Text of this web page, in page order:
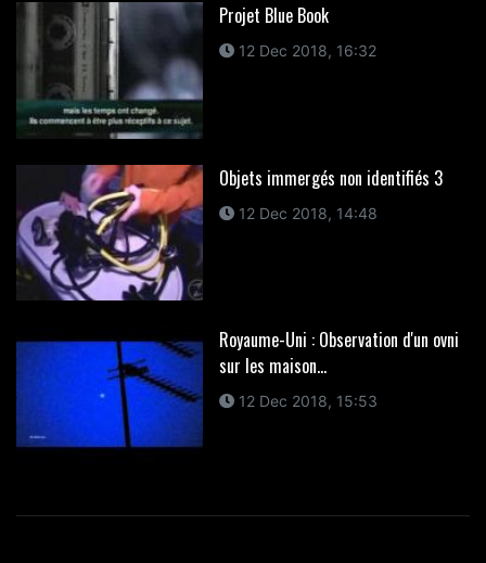
Projet Blue Book
12 Dec 2018, 16:32
Objets immergés non identifiés 3
12 Dec 2018, 14:48
Royaume-Uni : Observation d'un ovni
sur les maison...
12 Dec 2018, 15:53